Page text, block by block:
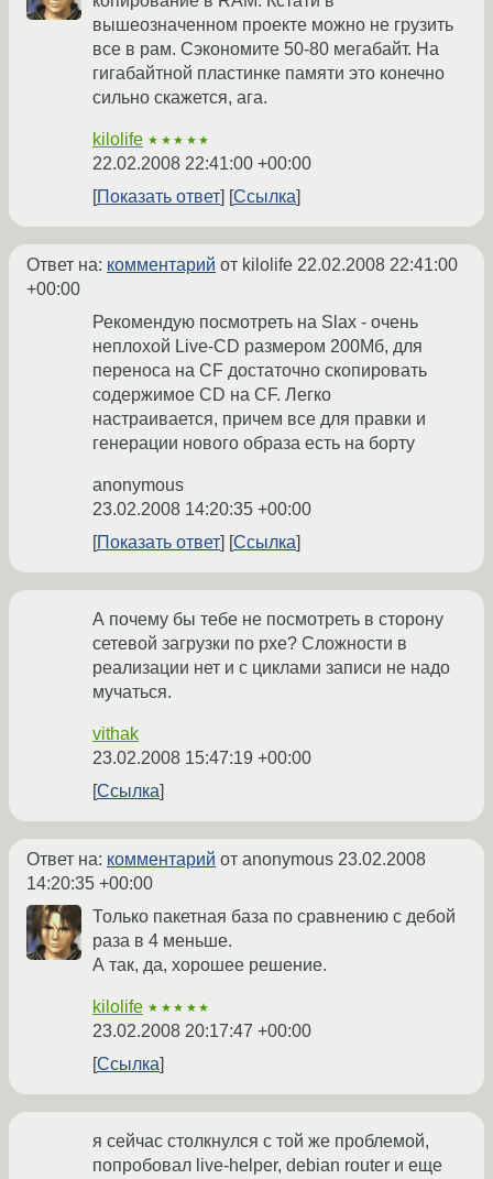
вышеозначенном проекте можно не грузить
все в рам. Сэкономите 50-80 мегабайт. На
гигабайтной пластинке памяти это конечно
сильно скажется, ага.
kilolife ★★★★★
22.02.2008 22:41:00 +00:00
Показать ответ
Ссылка
Ответ на: комментарий от kilolife 22.02.2008 22:41:00
+00:00
Рекомендую посмотреть на Slax - очень
неплохой Live-CD размером 200Мб, для
переноса на CF достаточно скопировать
содержимое CD на СF. Легко
настраивается, причем все для правки и
генерации нового образа есть на борту
anonymous
23.02.2008 14:20:35 +00:00
Показать ответ
Ссылка
А почему бы тебе не посмотреть в сторону
сетевой загрузки по pxe? Сложности в
реализации нет и с циклами записи не надо
мучаться.
vithak
23.02.2008 15:47:19 +00:00
Ссылка
Ответ на: комментарий от anonymous 23.02.2008
14:20:35 +00:00
Только пакетная база по сравнению с дебой
раза в 4 меньше.
А так, да, хорошее решение.
kilolife ★★★★★
23.02.2008 20:17:47 +00:00
Ссылка
я сейчас столкнулся с той же проблемой,
попробовал live-helper, debian router и еще